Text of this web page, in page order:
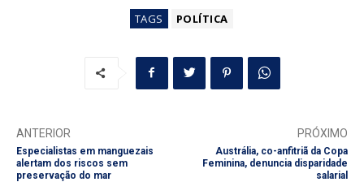
TAGS POLÍTICA
ANTERIOR
Especialistas em manguezais
alertam dos riscos sem
preservação do mar
PRÓXIMO
Austrália, co-anfitriã da Copa
Feminina, denuncia disparidade
salarial